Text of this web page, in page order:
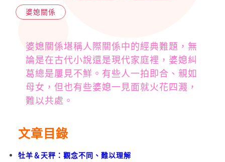
婆媳關係
婆媳關係堪稱人際關係中的經典難題，無
論是在古代小說還是現代家庭裡，婆媳糾
葛總是屢見不鮮。有些人一拍即合、親如
母女，但也有些婆媳一見面就火花四濺，
難以共處。
文章目錄
牡羊＆天秤：觀念不同、難以理解